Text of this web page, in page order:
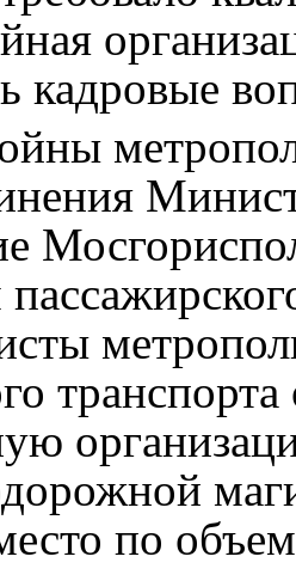
кадровые
по